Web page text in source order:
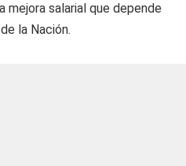
mejora salarial que depende
la Nación.